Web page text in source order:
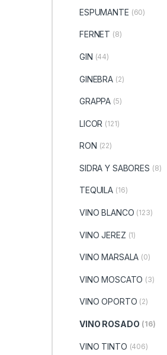
ESPUMANTE (60)
FERNET (8)
GIN (44)
GINEBRA (2)
GRAPPA (5)
LICOR (121)
RON (22)
SIDRA Y SABORES (8)
TEQUILA (16)
VINO BLANCO (123)
VINO JEREZ (1)
VINO MARSALA (0)
VINO MOSCATO (3)
VINO OPORTO (2)
VINO ROSADO (16)
VINO TINTO (406)